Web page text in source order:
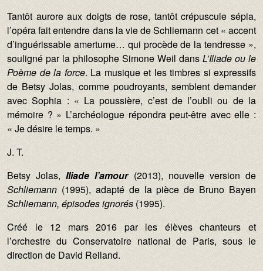
Tantôt aurore aux doigts de rose, tantôt crépuscule sépia,
l’opéra fait entendre dans la vie de Schliemann cet « accent
d’inguérissable amertume… qui procède de la tendresse »,
souligné par la philosophe Simone Weil dans L’Iliade ou le
Poème de la force. La musique et les timbres si expressifs
de Betsy Jolas, comme poudroyants, semblent demander
avec Sophia : « La poussière, c’est de l’oubli ou de la
mémoire ? » L’archéologue répondra peut-être avec elle :
« Je désire le temps. »
J. T.
Betsy Jolas,Iliade l’amour(2013), nouvelle version de
Schliemann (1995), adapté de la pièce de Bruno Bayen
Schliemann, épisodes ignorés (1995).
Créé le 12 mars 2016 par les élèves chanteurs et
l’orchestre du Conservatoire national de Paris, sous le
direction de David Reiland.